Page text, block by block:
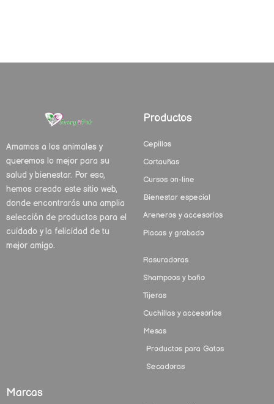
Amamos a los animales y
queremos lo mejor para su
salud y bienestar. Por eso,
hemos creado este sitio web,
donde encontrarás una amplia
selección de productos para el
cuidado y la felicidad de tu
mejor amigo.
Productos
Cepillos
Cortauñas
Cursos on-line
Bienestar especial
Areneros y accesorios
Placas y grabado
Rasuradoras
Shampoos y baño
Tijeras
Cuchillas y accesorios
Mesas
Productos para Gatos
Secadoras
Marcas